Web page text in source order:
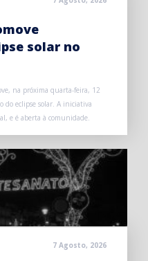
solar no
na próxima quarta-feira, 12
do eclipse solar. A iniciativa
e é aberta à comunidade.
7 Agosto, 2026